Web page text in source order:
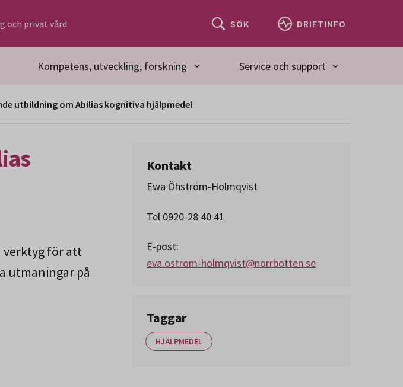
och privat vård SÖK DRIFTINFO
Kompetens, utveckling, forskning Service och support
utbildning om Abilias kognitiva hjälpmedel
verktyg för att
utmaningar på
Kontakt
Ewa Öhström-Holmqvist
Tel 0920-28 40 41
E-post:
eva.ostrom-holmqvist@norrbotten.se
Taggar
HJÄLPMEDEL